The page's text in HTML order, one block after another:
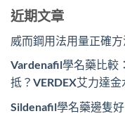
近期文章
威而鋼用法用量正確
Vardenafil學名藥比較
抵？VERDEX艾力達
Sildenafil學名藥邊隻